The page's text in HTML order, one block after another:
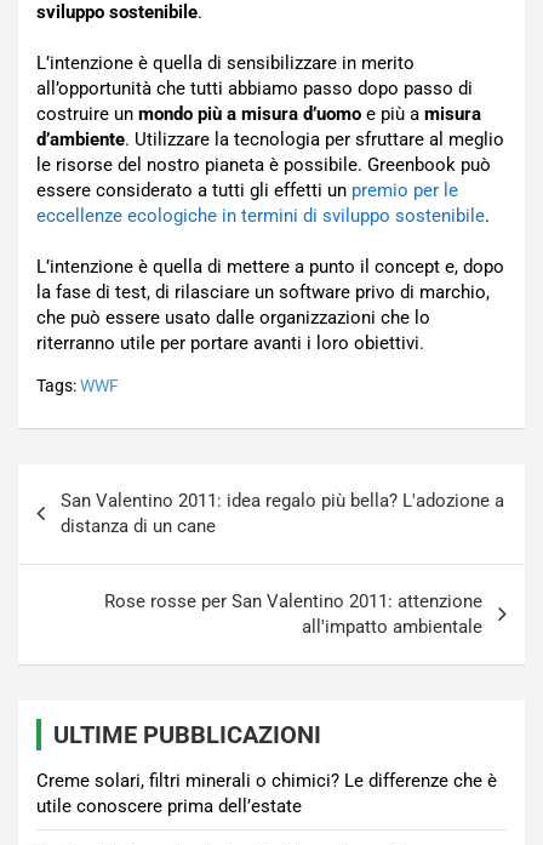
sviluppo sostenibile.
L’intenzione è quella di sensibilizzare in merito
all’opportunità che tutti abbiamo passo dopo passo di
costruire un mondo più a misura d’uomo e più a misura
d’ambiente. Utilizzare la tecnologia per sfruttare al meglio
le risorse del nostro pianeta è possibile. Greenbook può
essere considerato a tutti gli effetti un premio per le
eccellenze ecologiche in termini di sviluppo sostenibile.
L’intenzione è quella di mettere a punto il concept e, dopo
la fase di test, di rilasciare un software privo di marchio,
che può essere usato dalle organizzazioni che lo
riterranno utile per portare avanti i loro obiettivi.
Tags:WWF
articoli
San Valentino 2011: idea regalo più bella? L'adozione a
distanza di un cane
Rose rosse per San Valentino 2011: attenzione
all'impatto ambientale
ULTIME PUBBLICAZIONI
Creme solari, filtri minerali o chimici? Le differenze che è
utile conoscere prima dell’estate